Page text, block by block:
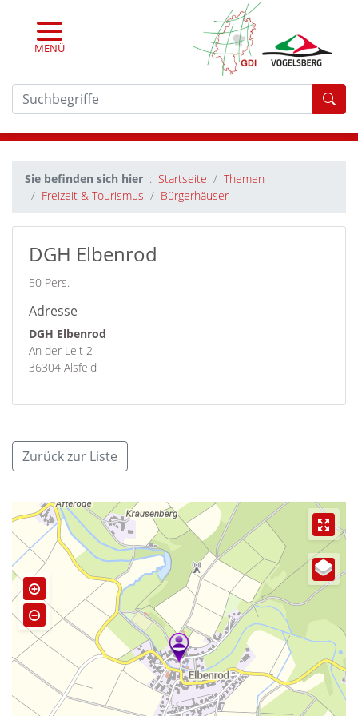
MENÜ
Sie befinden sich hier Startseite
Themen
Freizeit & Tourismus
Bürgerhäuser
DGH Elbenrod
50 Pers.
Adresse
DGH Elbenrod
An der Leit 2
36304 Alsfeld
Zurück zur Liste